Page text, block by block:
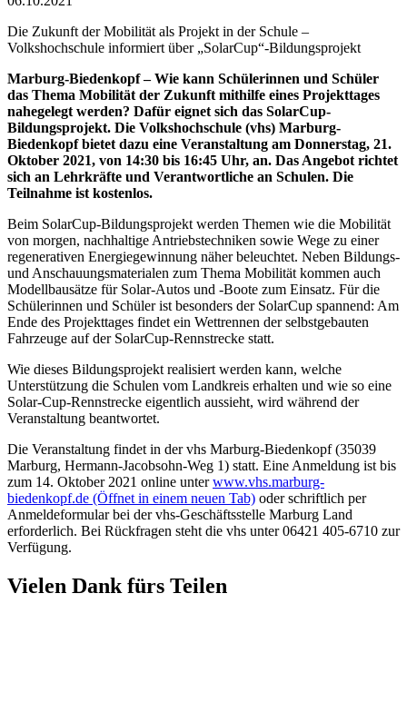
Die Zukunft der Mobilität als Projekt in der Schule –
Volkshochschule informiert über „SolarCup“-Bildungsprojekt
Marburg-Biedenkopf – Wie kann Schülerinnen und Schüler
das Thema Mobilität der Zukunft mithilfe eines Projekttages
nahegelegt werden? Dafür eignet sich das SolarCup-
Bildungsprojekt. Die Volkshochschule (vhs) Marburg-
Biedenkopf bietet dazu eine Veranstaltung am Donnerstag, 21.
Oktober 2021, von 14:30 bis 16:45 Uhr, an. Das Angebot richtet
sich an Lehrkräfte und Verantwortliche an Schulen. Die
Teilnahme ist kostenlos.
Beim SolarCup-Bildungsprojekt werden Themen wie die Mobilität
von morgen, nachhaltige Antriebstechniken sowie Wege zu einer
regenerativen Energiegewinnung näher beleuchtet. Neben Bildungs-
und Anschauungsmaterialen zum Thema Mobilität kommen auch
Modellbausätze für Solar-Autos und -Boote zum Einsatz. Für die
Schülerinnen und Schüler ist besonders der SolarCup spannend: Am
Ende des Projekttages findet ein Wettrennen der selbstgebauten
Fahrzeuge auf der SolarCup-Rennstrecke statt.
Wie dieses Bildungsprojekt realisiert werden kann, welche
Unterstützung die Schulen vom Landkreis erhalten und wie so eine
Solar-Cup-Rennstrecke eigentlich aussieht, wird während der
Veranstaltung beantwortet.
Die Veranstaltung findet in der vhs Marburg-Biedenkopf (35039
Marburg, Hermann-Jacobsohn-Weg 1) statt. Eine Anmeldung ist bis
zum 14. Oktober 2021 online unterwww.vhs.marburg-
biedenkopf.de (Öffnet in einem neuen Tab) oder schriftlich per
Anmeldeformular bei der vhs-Geschäftsstelle Marburg Land
erforderlich. Bei Rückfragen steht die vhs unter 06421 405-6710 zur
Verfügung.
Vielen Dank fürs Teilen